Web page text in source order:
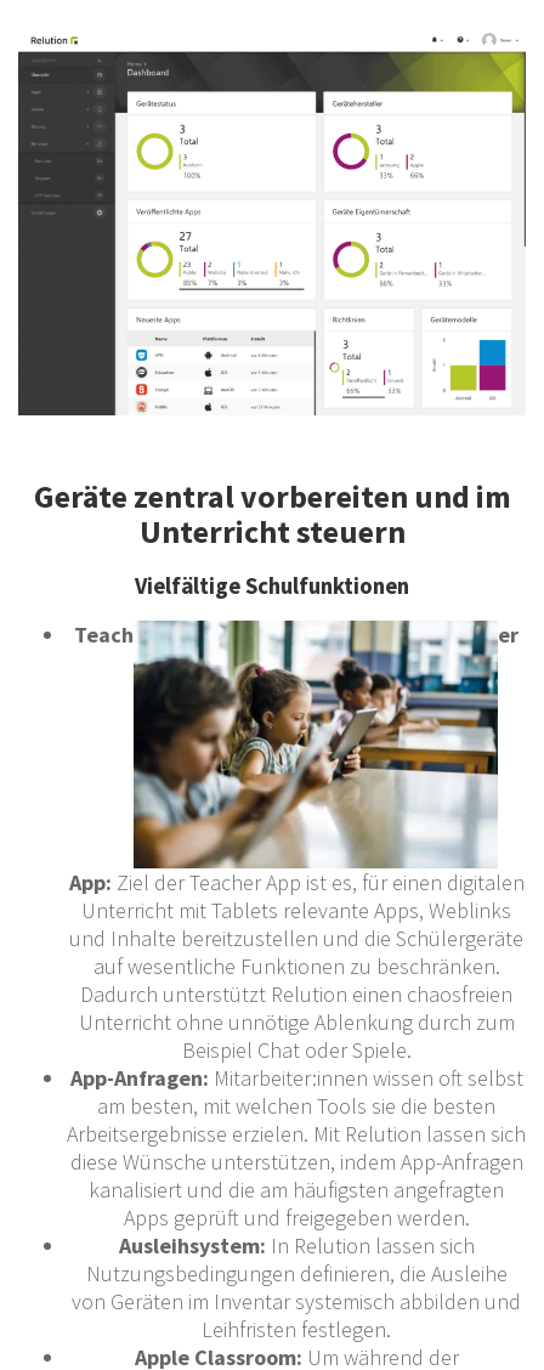
Geräte zentral vorbereiten und im
Unterricht steuern
Vielfältige Schulfunktionen
Teach
er
App: Ziel der Teacher App ist es, für einen digitalen
Unterricht mit Tablets relevante Apps, Weblinks
und Inhalte bereitzustellen und die Schülergeräte
auf wesentliche Funktionen zu beschränken.
Dadurch unterstützt Relution einen chaosfreien
Unterricht ohne unnötige Ablenkung durch zum
Beispiel Chat oder Spiele.
App-Anfragen: Mitarbeiter:innen wissen oft selbst
am besten, mit welchen Tools sie die besten
Arbeitsergebnisse erzielen. Mit Relution lassen sich
diese Wünsche unterstützen, indem App-Anfragen
kanalisiert und die am häufigsten angefragten
Apps geprüft und freigegeben werden.
Ausleihsystem: In Relution lassen sich
Nutzungsbedingungen definieren, die Ausleihe
von Geräten im Inventar systemisch abbilden und
Leihfristen festlegen.
Apple Classroom: Um während der